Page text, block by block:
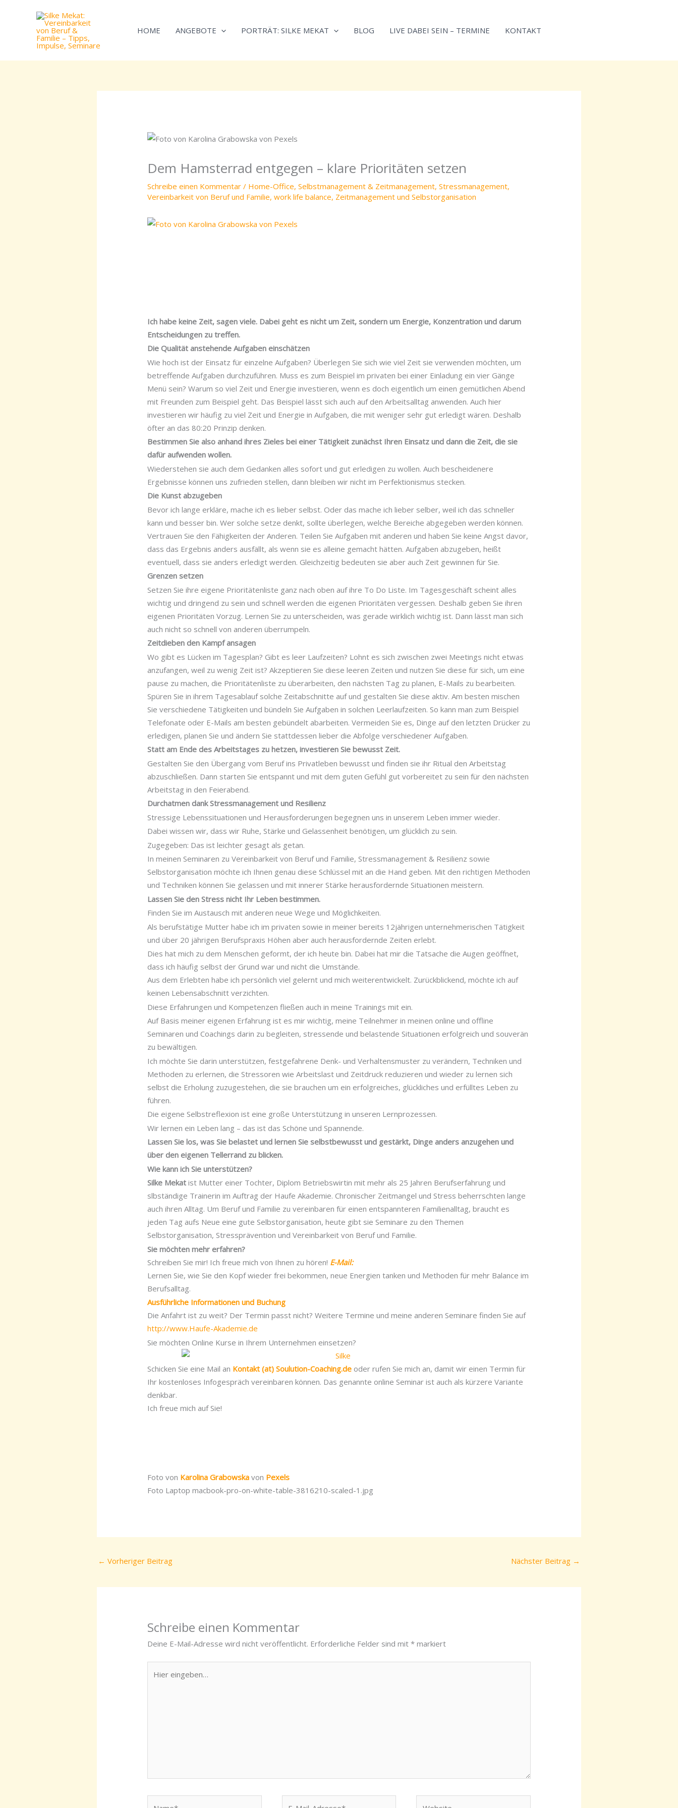
HOME ANGEBOTE PORTRÄT: SILKE MEKAT BLOG LIVE DABEI SEIN – TERMINE KONTAKT
Dem Hamsterrad entgegen – klare Prioritäten setzen
Schreibe einen Kommentar / Home-Office,Selbstmanagement & Zeitmanagement,Stressmanagement,
Vereinbarkeit von Beruf und Familie,work life balance, Zeitmanagement und Selbstorganisation
Ich habe keine Zeit, sagen viele. Dabei geht es nicht um Zeit, sondern um Energie, Konzentration und darum
Entscheidungen zu treffen.
Die Qualität anstehende Aufgaben einschätzen
Wie hoch ist der Einsatz für einzelne Aufgaben? Überlegen Sie sich wie viel Zeit sie verwenden möchten, um
betreffende Aufgaben durchzuführen. Muss es zum Beispiel im privaten bei einer Einladung ein vier Gänge
Menü sein? Warum so viel Zeit und Energie investieren, wenn es doch eigentlich um einen gemütlichen Abend
mit Freunden zum Beispiel geht. Das Beispiel lässt sich auch auf den Arbeitsalltag anwenden. Auch hier
investieren wir häufig zu viel Zeit und Energie in Aufgaben, die mit weniger sehr gut erledigt wären. Deshalb
öfter an das 80:20 Prinzip denken.
Bestimmen Sie also anhand ihres Zieles bei einer Tätigkeit zunächst Ihren Einsatz und dann die Zeit, die sie
dafür aufwenden wollen.
Wiederstehen sie auch dem Gedanken alles sofort und gut erledigen zu wollen. Auch bescheidenere
Ergebnisse können uns zufrieden stellen, dann bleiben wir nicht im Perfektionismus stecken.
Die Kunst abzugeben
Bevor ich lange erkläre, mache ich es lieber selbst. Oder das mache ich lieber selber, weil ich das schneller
kann und besser bin. Wer solche setze denkt, sollte überlegen, welche Bereiche abgegeben werden können.
Vertrauen Sie den Fähigkeiten der Anderen. Teilen Sie Aufgaben mit anderen und haben Sie keine Angst davor,
dass das Ergebnis anders ausfällt, als wenn sie es alleine gemacht hätten. Aufgaben abzugeben, heißt
eventuell, dass sie anders erledigt werden. Gleichzeitig bedeuten sie aber auch Zeit gewinnen für Sie.
Grenzen setzen
Setzen Sie ihre eigene Prioritätenliste ganz nach oben auf ihre To Do Liste. Im Tagesgeschäft scheint alles
wichtig und dringend zu sein und schnell werden die eigenen Prioritäten vergessen. Deshalb geben Sie ihren
eigenen Prioritäten Vorzug. Lernen Sie zu unterscheiden, was gerade wirklich wichtig ist. Dann lässt man sich
auch nicht so schnell von anderen überrumpeln.
Zeitdieben den Kampf ansagen
Wo gibt es Lücken im Tagesplan? Gibt es leer Laufzeiten? Lohnt es sich zwischen zwei Meetings nicht etwas
anzufangen, weil zu wenig Zeit ist? Akzeptieren Sie diese leeren Zeiten und nutzen Sie diese für sich, um eine
pause zu machen, die Prioritätenliste zu überarbeiten, den nächsten Tag zu planen, E-Mails zu bearbeiten.
Spüren Sie in ihrem Tagesablauf solche Zeitabschnitte auf und gestalten Sie diese aktiv. Am besten mischen
Sie verschiedene Tätigkeiten und bündeln Sie Aufgaben in solchen Leerlaufzeiten. So kann man zum Beispiel
Telefonate oder E-Mails am besten gebündelt abarbeiten. Vermeiden Sie es, Dinge auf den letzten Drücker zu
erledigen, planen Sie und ändern Sie stattdessen lieber die Abfolge verschiedener Aufgaben.
Statt am Ende des Arbeitstages zu hetzen, investieren Sie bewusst Zeit.
Gestalten Sie den Übergang vom Beruf ins Privatleben bewusst und finden sie ihr Ritual den Arbeitstag
abzuschließen. Dann starten Sie entspannt und mit dem guten Gefühl gut vorbereitet zu sein für den nächsten
Arbeitstag in den Feierabend.
Durchatmen dank Stressmanagement und Resilienz
Stressige Lebenssituationen und Herausforderungen begegnen uns in unserem Leben immer wieder.
Dabei wissen wir, dass wir Ruhe, Stärke und Gelassenheit benötigen, um glücklich zu sein.
Zugegeben: Das ist leichter gesagt als getan.
In meinen Seminaren zu Vereinbarkeit von Beruf und Familie, Stressmanagement & Resilienz sowie
Selbstorganisation möchte ich Ihnen genau diese Schlüssel mit an die Hand geben. Mit den richtigen Methoden
und Techniken können Sie gelassen und mit innerer Stärke herausfordernde Situationen meistern.
Lassen Sie den Stress nicht Ihr Leben bestimmen.
Finden Sie im Austausch mit anderen neue Wege und Möglichkeiten.
Als berufstätige Mutter habe ich im privaten sowie in meiner bereits 12jährigen unternehmerischen Tätigkeit
und über 20 jährigen Berufspraxis Höhen aber auch herausfordernde Zeiten erlebt.
Dies hat mich zu dem Menschen geformt, der ich heute bin. Dabei hat mir die Tatsache die Augen geöffnet,
dass ich häufig selbst der Grund war und nicht die Umstände.
Aus dem Erlebten habe ich persönlich viel gelernt und mich weiterentwickelt. Zurückblickend, möchte ich auf
keinen Lebensabschnitt verzichten.
Diese Erfahrungen und Kompetenzen fließen auch in meine Trainings mit ein.
Auf Basis meiner eigenen Erfahrung ist es mir wichtig, meine Teilnehmer in meinen online und offline
Seminaren und Coachings darin zu begleiten, stressende und belastende Situationen erfolgreich und souverän
zu bewältigen.
Ich möchte Sie darin unterstützen, festgefahrene Denk- und Verhaltensmuster zu verändern, Techniken und
Methoden zu erlernen, die Stressoren wie Arbeitslast und Zeitdruck reduzieren und wieder zu lernen sich
selbst die Erholung zuzugestehen, die sie brauchen um ein erfolgreiches, glückliches und erfülltes Leben zu
führen.
Die eigene Selbstreflexion ist eine große Unterstützung in unseren Lernprozessen.
Wir lernen ein Leben lang – das ist das Schöne und Spannende.
Lassen Sie los, was Sie belastet und lernen Sie selbstbewusst und gestärkt, Dinge anders anzugehen und
über den eigenen Tellerrand zu blicken.
Wie kann ich Sie unterstützen?
Silke Mekat ist Mutter einer Tochter, Diplom Betriebswirtin mit mehr als 25 Jahren Berufserfahrung und
slbständige Trainerin im Auftrag der Haufe Akademie. Chronischer Zeitmangel und Stress beherrschten lange
auch ihren Alltag. Um Beruf und Familie zu vereinbaren für einen entspannteren Familienalltag, braucht es
jeden Tag aufs Neue eine gute Selbstorganisation, heute gibt sie Seminare zu den Themen
Selbstorganisation, Stressprävention und Vereinbarkeit von Beruf und Familie.
Sie möchten mehr erfahren?
Schreiben Sie mir! Ich freue mich von Ihnen zu hören! E-Mail:
Lernen Sie, wie Sie den Kopf wieder frei bekommen, neue Energien tanken und Methoden für mehr Balance im
Berufsalltag.
Ausführliche Informationen und Buchung
Die Anfahrt ist zu weit? Der Termin passt nicht? Weitere Termine und meine anderen Seminare finden Sie auf
http://www.Haufe-Akademie.de
Sie möchten Online Kurse in Ihrem Unternehmen einsetzen?
Schicken Sie eine Mail an Kontakt (at) Soulution-Coaching.de oder rufen Sie mich an, damit wir einen Termin für
Ihr kostenloses Infogespräch vereinbaren können. Das genannte online Seminar ist auch als kürzere Variante
denkbar.
Ich freue mich auf Sie!
Foto von Karolina Grabowska von Pexels
Foto Laptop macbook-pro-on-white-table-3816210-scaled-1.jpg
← Vorheriger Beitrag Nächster Beitrag →
Schreibe einen Kommentar
Deine E-Mail-Adresse wird nicht veröffentlicht. Erforderliche Felder sind mit* markiert
eingeben…
sich
reduzieren
Einfach